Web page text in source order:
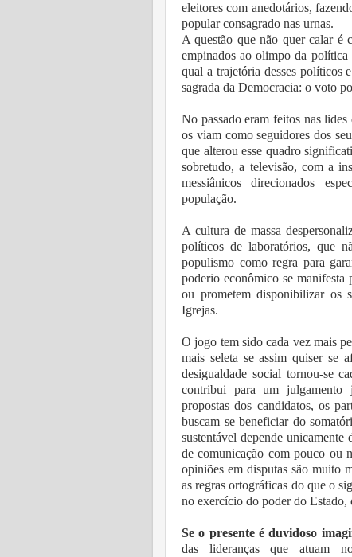
eleitores com anedotários,
popular consagrado nas urnas.
A questão que não quer calar é
empinados ao olimpo da
qual a trajetória desses políticos
sagrada da Democracia: o voto
No passado eram feitos nas
os viam como seguidores dos
que alterou esse quadro
sobretudo, a televisão, com a
messiânicos direcionados
população.
A cultura de massa
políticos de laboratórios, que
populismo como regra para
poderio econômico se manifesta
ou prometem disponibilizar os
Igrejas.
O jogo tem sido cada vez mais
mais seleta se assim quiser se
desigualdade social tornou-se
contribui para um julgamento
propostas dos candidatos, os
buscam se beneficiar do
sustentável depende
de comunicação com pouco ou
opiniões em disputas são muito
as regras ortográficas do que o
no exercício do poder do
Se o presente é duvidoso
das lideranças que atuam